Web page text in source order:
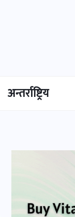
अन्तर्राष्ट्रिय